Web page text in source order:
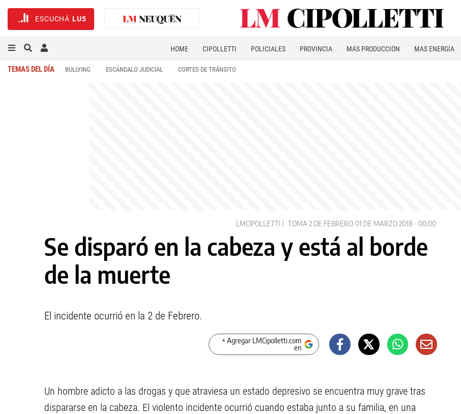
ESCUCHÁ LU5
HOME CIPOLLETTI POLICIALES PROVINCIA MÁS PRODUCCIÓN MÁS ENERGÍA
TEMAS DEL DÍA BULLYING ESCÁNDALO JUDICIAL CORTES DE TRÁNSITO
LMCIPOLLETTI TOMA 2 DE FEBRERO 01 DE MARZO 2018 - 00:00
Se disparó en la cabeza y está al borde
de la muerte
El incidente ocurrió en la 2 de Febrero.
+ Agregar LMCipolletti.com
en
Un hombre adicto a las drogas y que atraviesa un estado depresivo se encuentra muy grave tras
dispararse en la cabeza. El violento incidente ocurrió cuando estaba junto a su familia, en una